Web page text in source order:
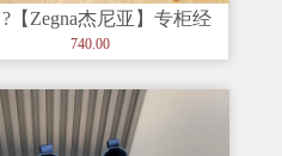
【Zegna杰尼亚】专柜经
闲鞋，以细节和创造力
740.00